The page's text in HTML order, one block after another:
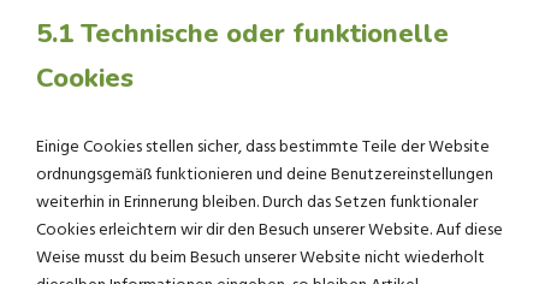
5.1 Technische oder funktionelle
Cookies
Einige Cookies stellen sicher, dass bestimmte Teile der Website
ordnungsgemäß funktionieren und deine Benutzereinstellungen
weiterhin in Erinnerung bleiben. Durch das Setzen funktionaler
Cookies erleichtern wir dir den Besuch unserer Website. Auf diese
Weise musst du beim Besuch unserer Website nicht wiederholt